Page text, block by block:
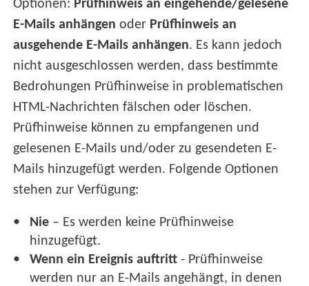
Optionen: Prüfhinweis an eingehende/gelesene
E-Mails anhängen oder Prüfhinweis an
ausgehende E-Mails anhängen. Es kann jedoch
nicht ausgeschlossen werden, dass bestimmte
Bedrohungen Prüfhinweise in problematischen
HTML-Nachrichten fälschen oder löschen.
Prüfhinweise können zu empfangenen und
gelesenen E-Mails und/oder zu gesendeten E-
Mails hinzugefügt werden. Folgende Optionen
stehen zur Verfügung:
Nie – Es werden keine Prüfhinweise
hinzugefügt.
Wenn ein Ereignis auftritt - Prüfhinweise
werden nur an E-Mails angehängt, in denen